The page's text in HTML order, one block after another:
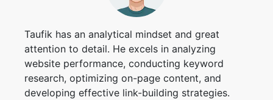
Taufik has an analytical mindset and great
attention to detail. He excels in analyzing
website performance, conducting keyword
research, optimizing on-page content, and
developing effective link-building strategies.